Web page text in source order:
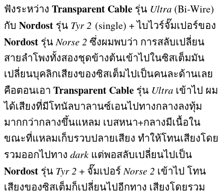
ฟังระหว่าง Transparent Cable รุ่น Ultra (Bi-Wire)
กับ Nordost รุ่น Tyr 2 (single) +ไบไวร์จั๊มเปอร์ของ
Nordost รุ่นNorse 2 ซึ่งผมพบว่า การสลับเปลี่ยน
สายลำโพงทั้งสองชุดข้างต้นเข้าไปในซิสเต็มมัน
เปลี่ยนบุคลิกเสียงของซิสเต็มไปเป็นคนละด้านเลย
คือตอนเอา Transparent Cable รุ่น Ultra เข้าไป ผม
ได้เสียงที่มีโทนัลบาลานซ์เอนไปทางกลางลงทุ้ม
มากกว่ากลางขึ้นแหลม เบสหนา+กลางมีเนื้อใน
ขณะที่แหลมเก็บรวบปลายเสียง ทำให้โทนเสียงโดย
รวมออกไปทาง dark แต่พอสลับเปลี่ยนไปเป็น
Nordost รุ่น Tyr 2 + จั๊มเปอร์Norse 2 เข้าไป โทน
เสียงของซิสเต็มก็เปลี่ยนไปอีกทาง เสียงโดยรวม